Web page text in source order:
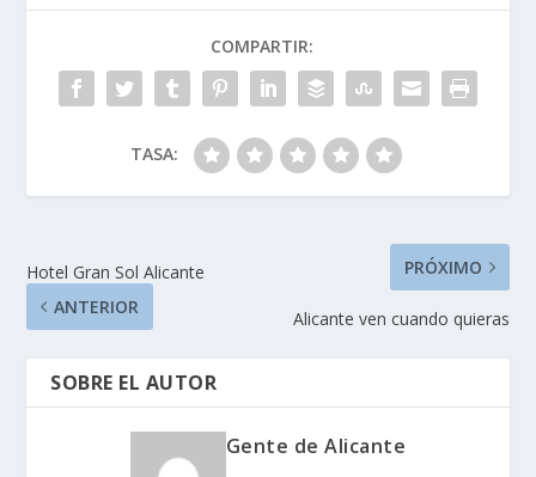
COMPARTIR:
TASA:
Hotel Gran Sol Alicante
ANTERIOR
PRÓXIMO
Alicante ven cuando quieras
SOBRE EL AUTOR
Gente de Alicante